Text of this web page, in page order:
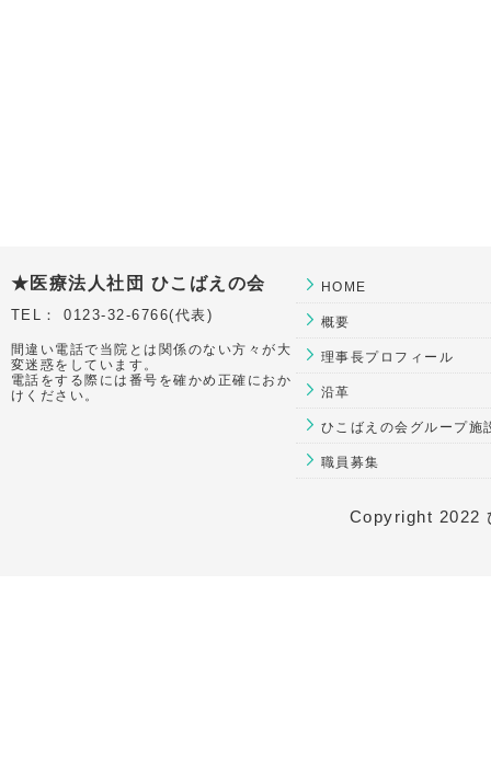
★医療法人社団 ひこばえの会
TEL： 0123-32-6766(代表)
間違い電話で当院とは関係のない方々が大
変迷惑をしています。
電話をする際には番号を確かめ正確におか
けください。
HOME
概要
理事長プロフィール
沿革
ひこばえの会グループ施
職員募集
Copyright 2022